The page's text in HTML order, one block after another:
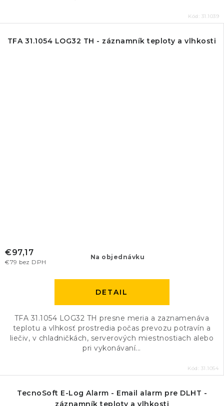
Kód: 31.1039
TFA 31.1054 LOG32 TH - záznamník teploty a vlhkosti
Na objednávku
€79 bez DPH
€97,17
DETAIL
TFA 31.1054 LOG32 TH presne meria a zaznamenáva
teplotu a vlhkosť prostredia počas prevozu potravín a
liečiv, v chladničkách, serverových miestnostiach alebo
pri vykonávaní...
Kód: 31.1054
TecnoSoft E-Log Alarm - Email alarm pre DLHT -
záznamník teploty a vlhkosti